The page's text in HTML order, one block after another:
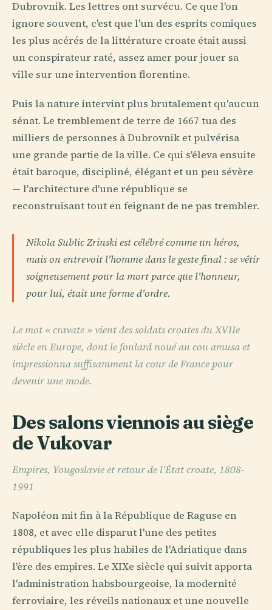
Dubrovnik. Les lettres ont survécu. Ce que l'on
ignore souvent, c'est que l'un des esprits comiques
les plus acérés de la littérature croate était aussi
un conspirateur raté, assez amer pour jouer sa
ville sur une intervention florentine.
Puis la nature intervint plus brutalement qu'aucun
sénat. Le tremblement de terre de 1667 tua des
milliers de personnes à Dubrovnik et pulvérisa
une grande partie de la ville. Ce qui s'éleva ensuite
était baroque, discipliné, élégant et un peu sévère
— l'architecture d'une république se
reconstruisant tout en feignant de ne pas trembler.
Nikola Sublic Zrinski est célébré comme un héros,
mais on entrevoit l'homme dans le geste final : se vêtir
soigneusement pour la mort parce que l'honneur,
pour lui, était une forme d'ordre.
Le mot « cravate » vient des soldats croates du XVIIe
siècle en Europe, dont le foulard noué au cou amusa et
impressionna suffisamment la cour de France pour
devenir une mode.
Des salons viennois au siège
de Vukovar
Empires, Yougoslavie et retour de l'État croate, 1808-
1991
Napoléon mit fin à la République de Raguse en
1808, et avec elle disparut l'une des petites
républiques les plus habiles de l'Adriatique dans
l'ère des empires. Le XIXe siècle qui suivit apporta
l'administration habsbourgeoise, la modernité
ferroviaire, les réveils nationaux et une nouvelle